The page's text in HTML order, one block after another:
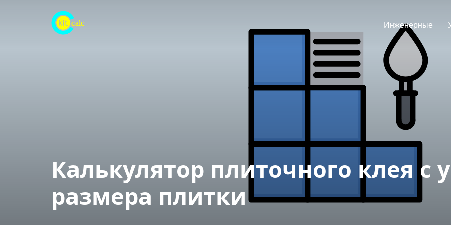
Инженерные
Калькулятор плиточного клея с
размера плитки